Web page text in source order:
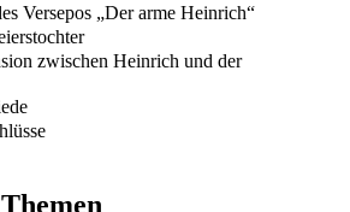
Versepos „Der arme Heinrich“
zwischen Heinrich und der